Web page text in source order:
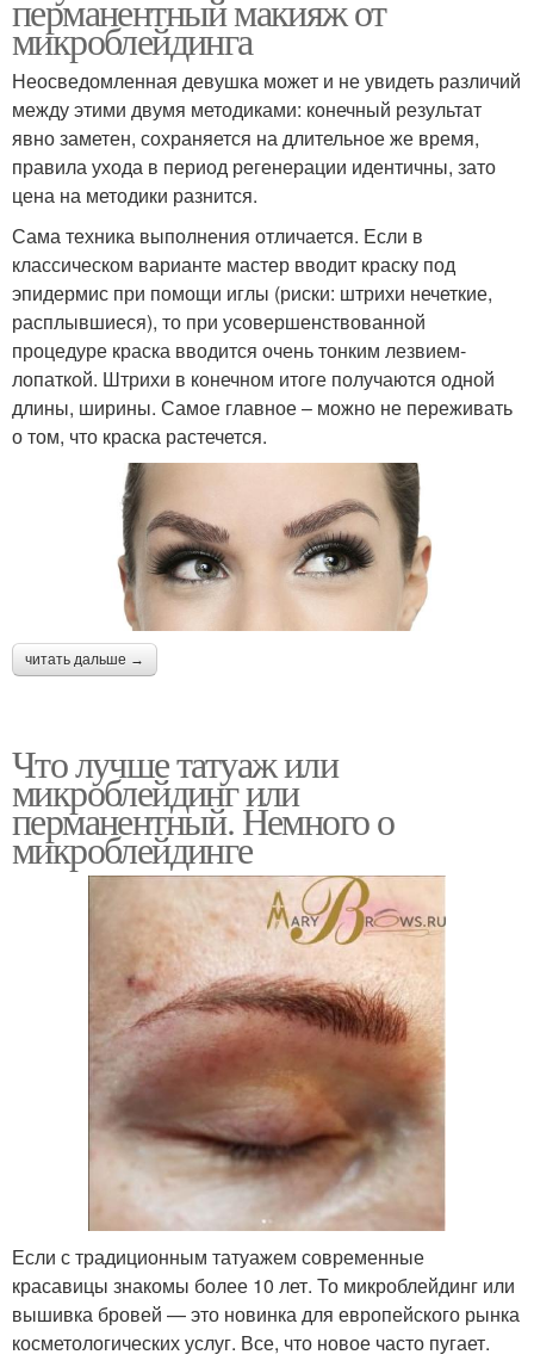
перманентный макияж от
микроблейдинга
Неосведомленная девушка может и не увидеть различий
между этими двумя методиками: конечный результат
явно заметен, сохраняется на длительное же время,
правила ухода в период регенерации идентичны, зато
цена на методики разнится.
Сама техника выполнения отличается. Если в
классическом варианте мастер вводит краску под
эпидермис при помощи иглы (риски: штрихи нечеткие,
расплывшиеся), то при усовершенствованной
процедуре краска вводится очень тонким лезвием-
лопаткой. Штрихи в конечном итоге получаются одной
длины, ширины. Самое главное – можно не переживать
о том, что краска растечется.
читать дальше →
Что лучше татуаж или
микроблейдинг или
перманентный. Немного о
микроблейдинге
Если с традиционным татуажем современные
красавицы знакомы более 10 лет. То микроблейдинг или
вышивка бровей — это новинка для европейского рынка
косметологических услуг. Все, что новое часто пугает.